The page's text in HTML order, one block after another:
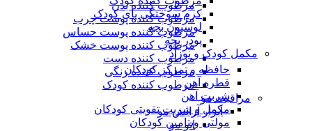
کرم سوختگی پای کودک
لوسیون بچه
پودر بچه
مکمل کودک و نوزاد
حافظه و تمرکز کودکان
قطره آهن
شربت آهن
مکمل و شربت تقویتی کودکان
مولتی ویتامین کودکان
مرطوب کننده بدن
مرطوب کننده پوست چرب
مرطوب کننده پوست حساس
مرطوب کننده پوست خشک
مرطوب کننده دست
مرطوب کننده رنگی
مرطوب کننده کودک
مراقبت مو
ابزار آرایش مو
اتو مو